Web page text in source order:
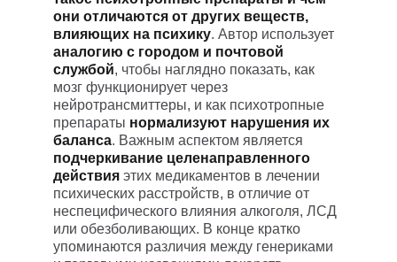
они отличаются от других веществ,
влияющих на психику. Автор использует
аналогию с городом и почтовой
службой, чтобы наглядно показать, как
мозг функционирует через
нейротрансмиттеры, и как психотропные
препараты нормализуют нарушения их
баланса. Важным аспектом является
подчеркивание целенаправленного
действия этих медикаментов в лечении
психических расстройств, в отличие от
неспецифического влияния алкоголя, ЛСД
или обезболивающих. В конце кратко
упоминаются различия между генериками